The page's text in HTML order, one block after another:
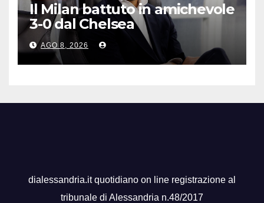
Il Milan battuto in amichevole
3-0 dal Chelsea
AGO 8, 2026
dialessandria.it quotidiano on line registrazione al
tribunale di Alessandria n.48/2017